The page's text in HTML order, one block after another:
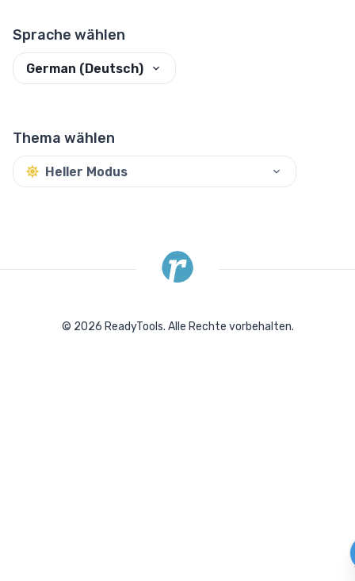
Sprache wählen
German (Deutsch)
Thema wählen
Heller Modus
© 2026 ReadyTools. Alle Rechte vorbehalten.